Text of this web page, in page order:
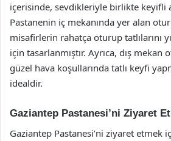
içerisinde, sevdikleriyle birlikte keyifli
Pastanenin iç mekanında yer alan
misafirlerin rahatça oturup tatlılarını
için tasarlanmıştır. Ayrıca, dış mekan
güzel hava koşullarında tatlı keyfi
idealdir.
Gaziantep Pastanesi’ni Ziyaret
Gaziantep Pastanesi’ni ziyaret etmek